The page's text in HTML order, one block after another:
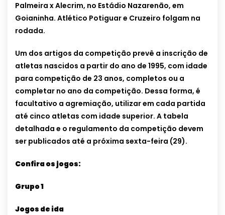
Palmeira x Alecrim, no Estádio Nazarenão, em
Goianinha. Atlético Potiguar e Cruzeiro folgam na
rodada.
Um dos artigos da competição prevê a inscrição de
atletas nascidos a partir do ano de 1995, com idade
para competição de 23 anos, completos ou a
completar no ano da competição. Dessa forma, é
facultativo a agremiação, utilizar em cada partida
até cinco atletas com idade superior. A tabela
detalhada e o regulamento da competição devem
ser publicados até a próxima sexta-feira (29).
Confira os jogos:
Grupo 1
Jogos de ida